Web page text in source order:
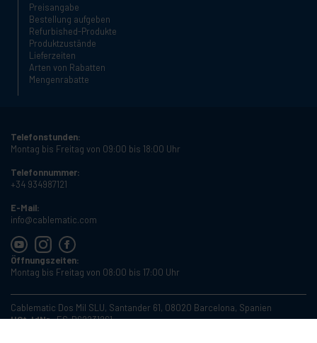
Preisangabe
Bestellung aufgeben
Refurbished-Produkte
Produktzustände
Lieferzeiten
Arten von Rabatten
Mengenrabatte
Telefonstunden:
Montag bis Freitag von 09:00 bis 18:00 Uhr
Telefonnummer:
+34 934987121
E-Mail:
info@cablematic.com
Öffnungszeiten:
Montag bis Freitag von 08:00 bis 17:00 Uhr
Cablematic Dos Mil SLU, Santander 61, 08020 Barcelona, Spanien
USt-IdNr.:ES-B62231261